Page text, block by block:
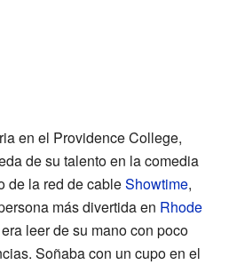
en el Providence College,
de su talento en la comedia
de la red de cableShowtime,
más divertida en Rhode
leer de su mano con poco
Soñaba con un cupo en el